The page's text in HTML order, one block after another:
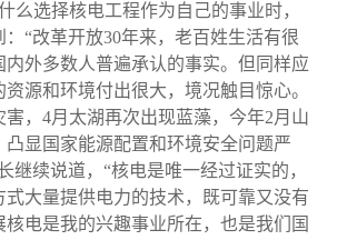
么选择核电工程作为自己的事业时，
：“改革开放30年来，老百姓生活有很
内外多数人普遍承认的事实。但同样应
源和环境付出很大，境况触目惊心。
害，4月太湖再次出现蓝藻，今年2月山
凸显国家能源配置和环境安全问题严
继续说道，“核电是唯一经过证实的，
式大量提供电力的技术，既可靠又没有
核电是我的兴趣事业所在，也是我们国